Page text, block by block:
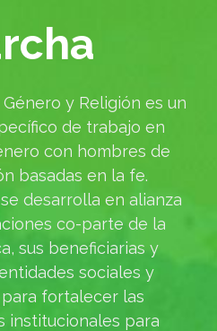
y Religión es un
de trabajo en
con hombres de
basadas en la fe.
desarrolla en alianza
co-parte de la
sus beneficiarias y
sociales y
fortalecer las
institucionales para